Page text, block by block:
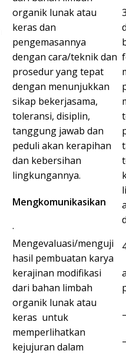
organik lunak atau
keras dan
pengemasannya
dengan cara/teknik dan
prosedur yang tepat
dengan menunjukkan
sikap bekerjasama,
toleransi, disiplin,
tanggung jawab dan
peduli akan kerapihan
dan kebersihan
lingkungannya.
Mengkomunikasikan
·
Mengevaluasi/menguji
hasil pembuatan karya
kerajinan modifikasi
dari bahan limbah
organik lunak atau
keras untuk
memperlihatkan
kejujuran dalam